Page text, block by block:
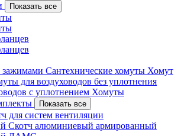
Показать все
зажимами Сантехнические хомуты Хомут
для воздуховодов без уплотнения
с уплотнением Хомуты
Показать все
для систем вентиляции
Скотч алюминиевый армированный